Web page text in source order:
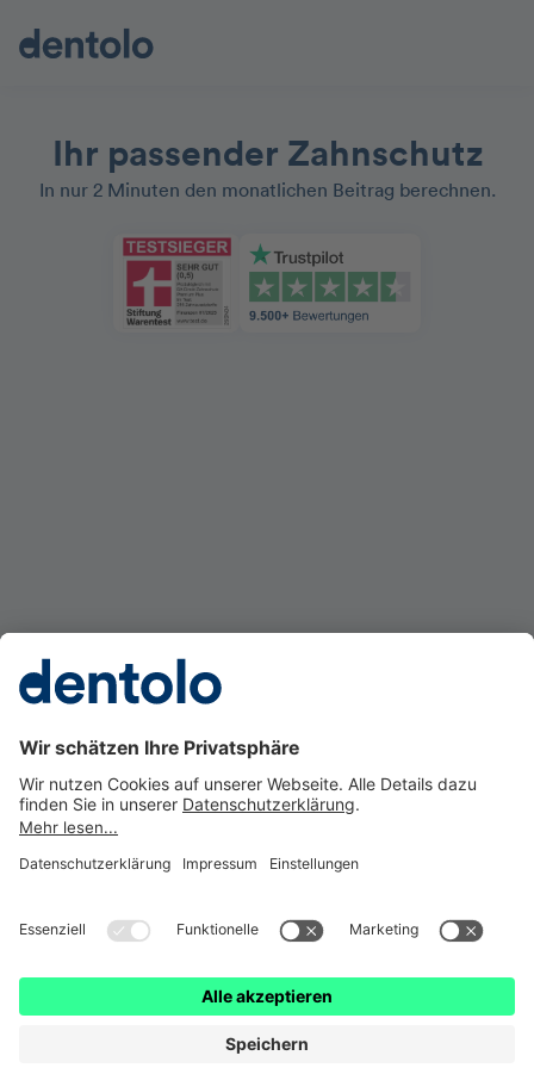
Ihr passender Zahnschutz
In nur 2 Minuten den monatlichen Beitrag berechnen.
Gesetzl. Erstinformation Impressum
Datenschutz
Barrierefreiheit
Cookie Einstellungen
dentolo ist eine Marke der © getolo GmbH